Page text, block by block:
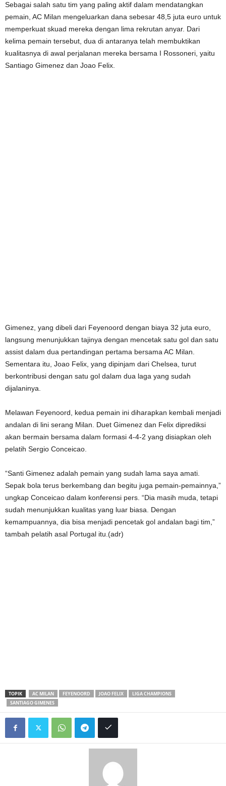
Sebagai salah satu tim yang paling aktif dalam mendatangkan
pemain, AC Milan mengeluarkan dana sebesar 48,5 juta euro untuk
memperkuat skuad mereka dengan lima rekrutan anyar. Dari
kelima pemain tersebut, dua di antaranya telah membuktikan
kualitasnya di awal perjalanan mereka bersama I Rossoneri, yaitu
Santiago Gimenez dan Joao Felix.
Gimenez, yang dibeli dari Feyenoord dengan biaya 32 juta euro,
langsung menunjukkan tajinya dengan mencetak satu gol dan satu
assist dalam dua pertandingan pertama bersama AC Milan.
Sementara itu, Joao Felix, yang dipinjam dari Chelsea, turut
berkontribusi dengan satu gol dalam dua laga yang sudah
dijalaninya.
Melawan Feyenoord, kedua pemain ini diharapkan kembali menjadi
andalan di lini serang Milan. Duet Gimenez dan Felix diprediksi
akan bermain bersama dalam formasi 4-4-2 yang disiapkan oleh
pelatih Sergio Conceicao.
“Santi Gimenez adalah pemain yang sudah lama saya amati.
Sepak bola terus berkembang dan begitu juga pemain-pemainnya,”
ungkap Conceicao dalam konferensi pers. “Dia masih muda, tetapi
sudah menunjukkan kualitas yang luar biasa. Dengan
kemampuannya, dia bisa menjadi pencetak gol andalan bagi tim,”
tambah pelatih asal Portugal itu.(adr)
TOPIK AC MILAN FEYENOORD JOAO FELIX
LIGA CHAMPIONS
SANTIAGO GIMENES